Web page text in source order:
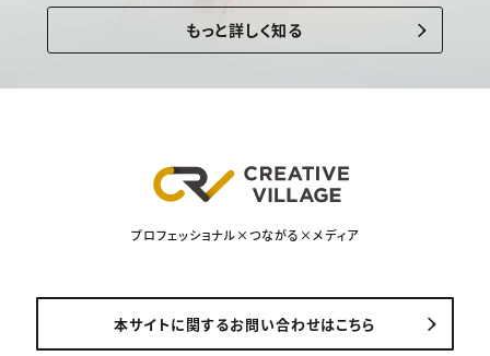
もっと詳しく知る
プロフェッショナル×つながる×メディア
本サイトに関するお問い合わせはこちら